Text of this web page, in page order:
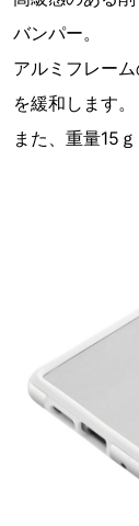
バンパー。
アルミフレー
を緩和します。
また、重量15